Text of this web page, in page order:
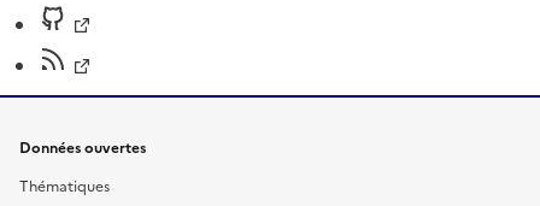
Données ouvertes
Thématiques